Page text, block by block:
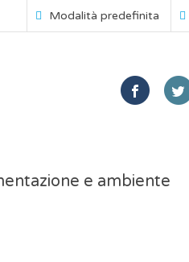
Modalità predefinita
e ambiente